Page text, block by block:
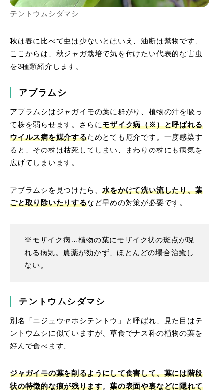
テントウムシダマシ
秋は春に比べて虫は少ないとはいえ、油断は禁物です。
ここからは、秋ジャガ栽培で気を付けたい代表的な害虫
を3種類紹介します。
アブラムシ
アブラムシはジャガイモの葉に群がり、植物の汁を吸っ
て株を弱らせます。さらにモザイク病（※）と呼ばれる
ウイルス病を媒介するためとても厄介です。一度感染す
ると、その株は枯死してしまい、まわりの株にも病気を
広げてしまいます。
アブラムシを見つけたら、水をかけて洗い流したり、葉
ごと取り除いたりするなど早めの対策が必要です。
※モザイク病…植物の葉にモザイク状の斑点が現
れる病気。農薬が効かず、ほとんどの場合治癒し
ない。
テントウムシダマシ
別名「ニジュウヤホシテントウ」と呼ばれ、見た目はテ
ントウムシに似ていますが、草食でナス科の植物の葉を
好んで食べます。
ジャガイモの葉を削るようにして食害して、葉には階段
状の特徴的な痕が残ります。葉の表面や裏などに隠れて